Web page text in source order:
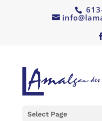
Select Page